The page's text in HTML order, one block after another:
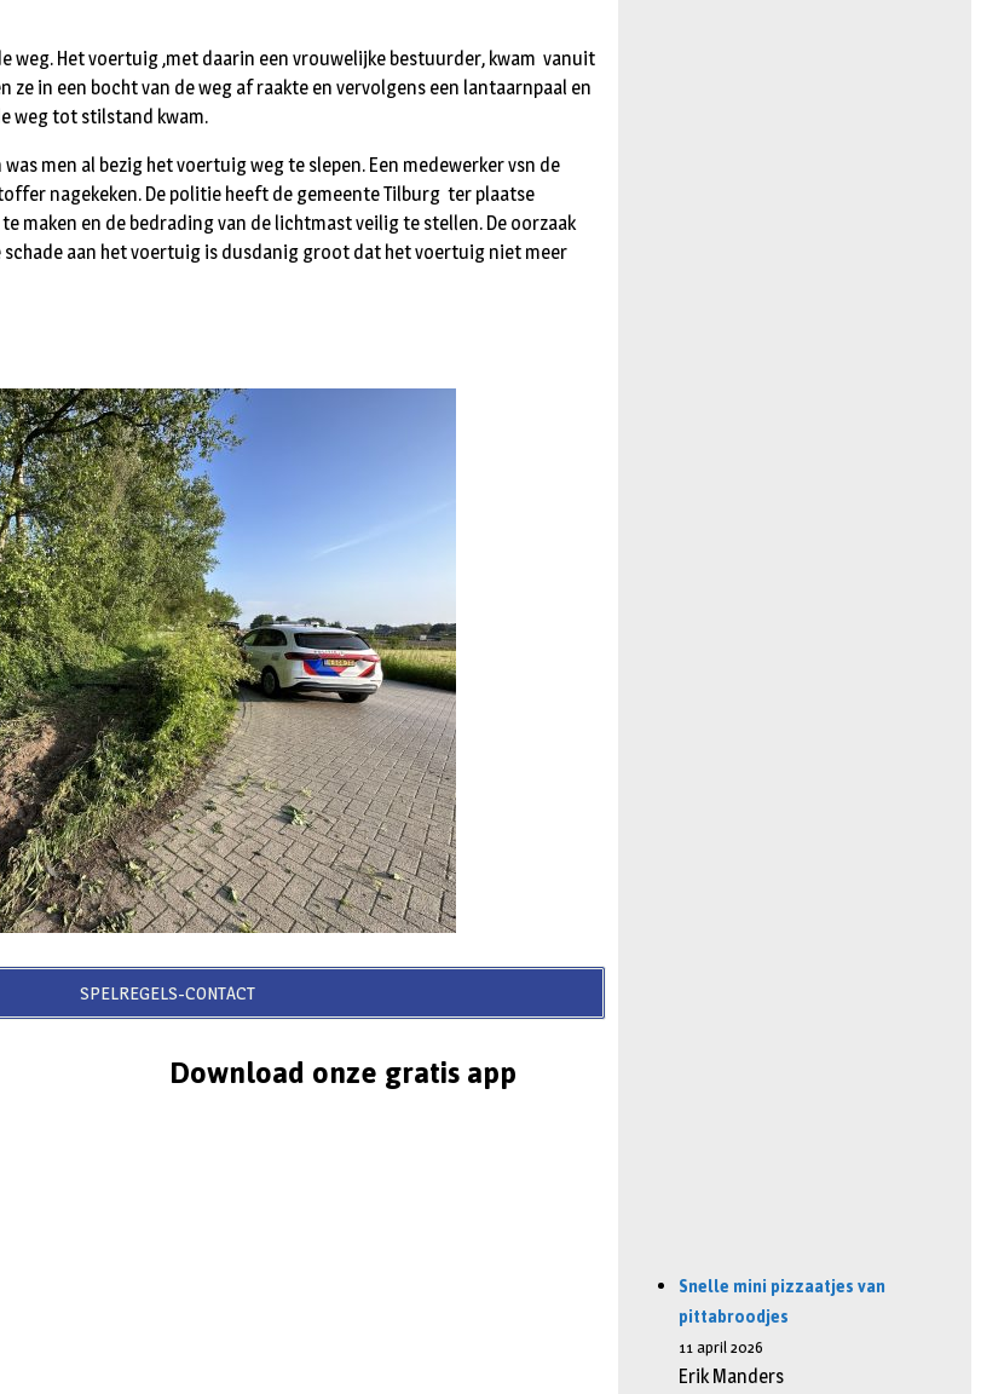
weg. Het voertuig ,met daarin een vrouwelijke bestuurder, kwam vanuit
ze in een bocht van de weg af raakte en vervolgens een lantaarnpaal en
weg tot stilstand kwam.
men al bezig het voertuig weg te slepen. Een medewerker vsn de
nagekeken. De politie heeft de gemeente Tilburg ter plaatse
maken en de bedrading van de lichtmast veilig te stellen. De oorzaak
schade aan het voertuig is dusdanig groot dat het voertuig niet meer
SPELREGELS-CONTACT
Download onze gratis app
Snelle mini pizzaatjes van
pittabroodjes
11 april 2026
Erik Manders